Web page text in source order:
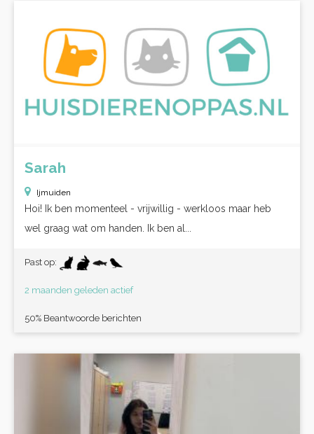
Sarah
Ijmuiden
Hoi! Ik ben momenteel - vrijwillig - werkloos maar heb
wel graag wat om handen. Ik ben al...
Past op:
2 maanden geleden actief
50% Beantwoorde berichten